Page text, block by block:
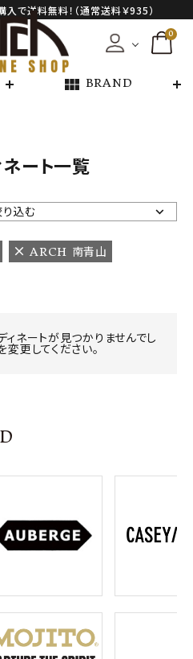
で送料無料！（通常送料￥935）
0
view_module BRAND
ネート一覧
込む
ARCH 南青山
ネートが見つかりませんでし
変更してください。